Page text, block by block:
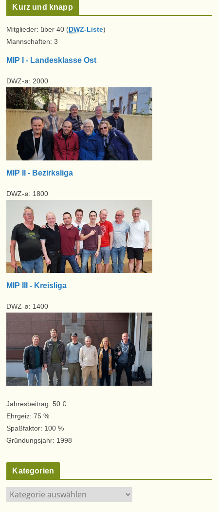
Kurz und knapp
Mitglieder: über 40 (DWZ-Liste)
Mannschaften: 3
MIP I - Landesklasse Ost
DWZ-ø: 2000
MIP II - Bezirksliga
DWZ-ø: 1800
MIP III - Kreisliga
DWZ-ø: 1400
Jahresbeitrag: 50 €
Ehrgeiz: 75 %
Spaßfaktor: 100 %
Gründungsjahr: 1998
Kategorien
K